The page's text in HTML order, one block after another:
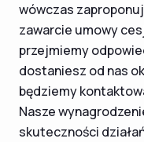
wówczas
zawarcie umowy
przejmiemy
dostaniesz od nas
będziemy
Nasze
skuteczności